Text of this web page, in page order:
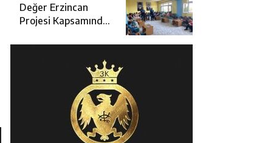
Toplantısı
Değer Erzincan
Projesi Kapsamında
Eğitimi